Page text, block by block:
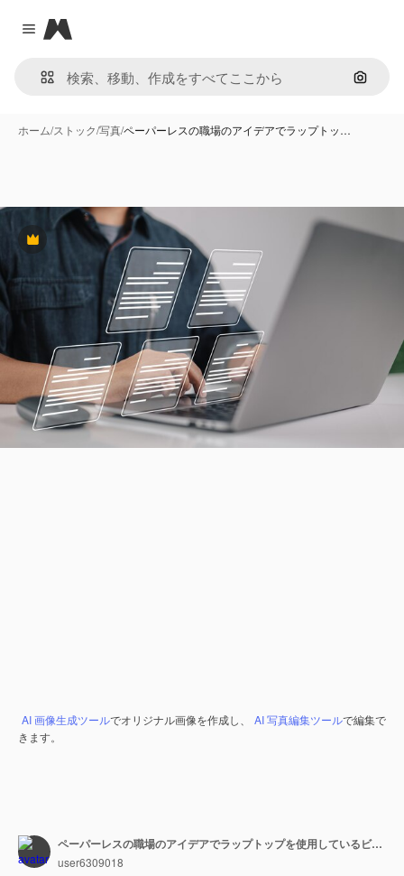
Close menu
Magnific
画像で
ホーム/ストック/写真/ペーパーレスの職場のアイデアでラップトッ…
Premium
AI 画像生成ツールでオリジナル画像を作成し、 AI 写真編集ツールで編集で
きます。
ペーパーレスの職場のアイデアでラップトップを使用しているビジネスマンEdocument管理オンラインドキュメントデータベースと電子ドキュメントアイコン
user6309018